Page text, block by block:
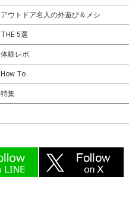
アウトドア名人の外遊び＆メシ
THE 5選
体験レポ
How To
特集